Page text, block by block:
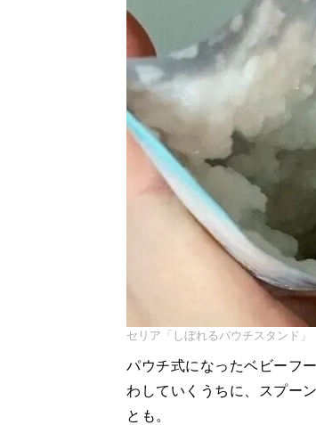
セリア「しぼれるパウチスタンド」
パウチ式になったベビーフ
わしていくうちに、スプー
とも。